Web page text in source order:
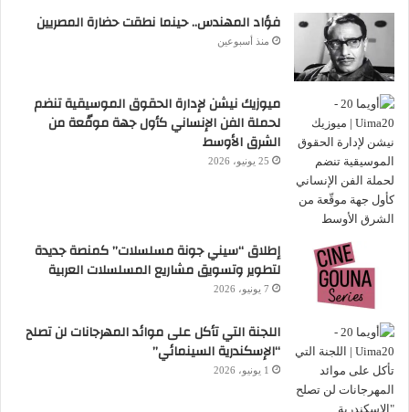
فؤاد المهندس.. حينما نطقت حضارة المصريين
منذ أسبوعين
ميوزيك نيشن لإدارة الحقوق الموسيقية تنضم
لحملة الفن الإنساني كأول جهة موقّعة من
الشرق الأوسط
25 يونيو، 2026
إطلاق “سيني جونة مسلسلات” كمنصة جديدة
لتطوير وتسويق مشاريع المسلسلات العربية
7 يونيو، 2026
اللجنة التي تأكل على موائد المهرجانات لن تصلح
“الإسكندرية السينمائي”
1 يونيو، 2026